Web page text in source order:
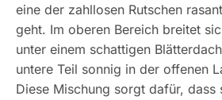
eine der zahllosen Rutschen
geht. Im oberen Bereich breitet
unter einem schattigen
untere Teil sonnig in der offenen
Diese Mischung sorgt dafür, dass